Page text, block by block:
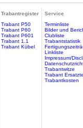
Trabantregister
Trabant P50
Trabant P60
Trabant P601
Trabant 1.1
Trabant Kübel
Service
Terminliste
Bilder und
Clubliste
Trabantstatistik
Linkliste
Impressum/
Trabantwitze
Trabant
Trabantkosten